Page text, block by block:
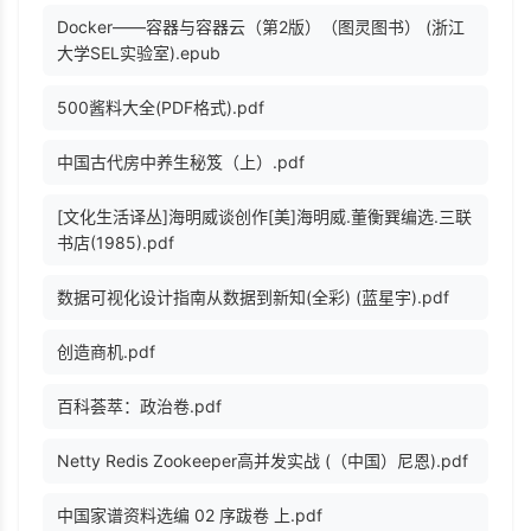
Docker——容器与容器云（第2版）（图灵图书） (浙江
大学SEL实验室).epub
500酱料大全(PDF格式).pdf
中国古代房中养生秘笈（上）.pdf
[文化生活译丛]海明威谈创作[美]海明威.董衡巽编选.三联
书店(1985).pdf
数据可视化设计指南从数据到新知(全彩) (蓝星宇).pdf
创造商机.pdf
百科荟萃：政治卷.pdf
Netty Redis Zookeeper高并发实战 (（中国）尼恩).pdf
中国家谱资料选编 02 序跋卷 上.pdf